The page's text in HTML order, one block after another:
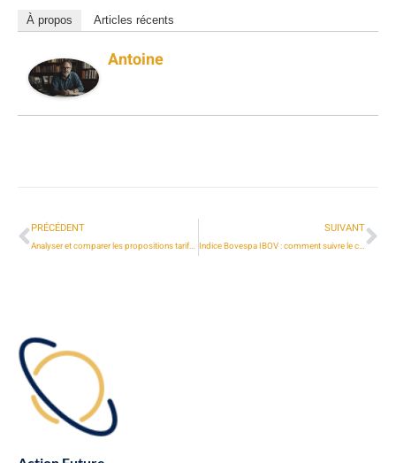
À propos Articles récents
Antoine
PRÉCÉDENT
Analyser et comparer les propositions tarifaires des experts-comptables
SUIVANT
Indice Bovespa IBOV : comment suivre le cours en direct et l’analyser pour investir